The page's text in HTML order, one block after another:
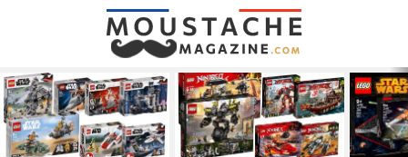
LATEST
STORIES